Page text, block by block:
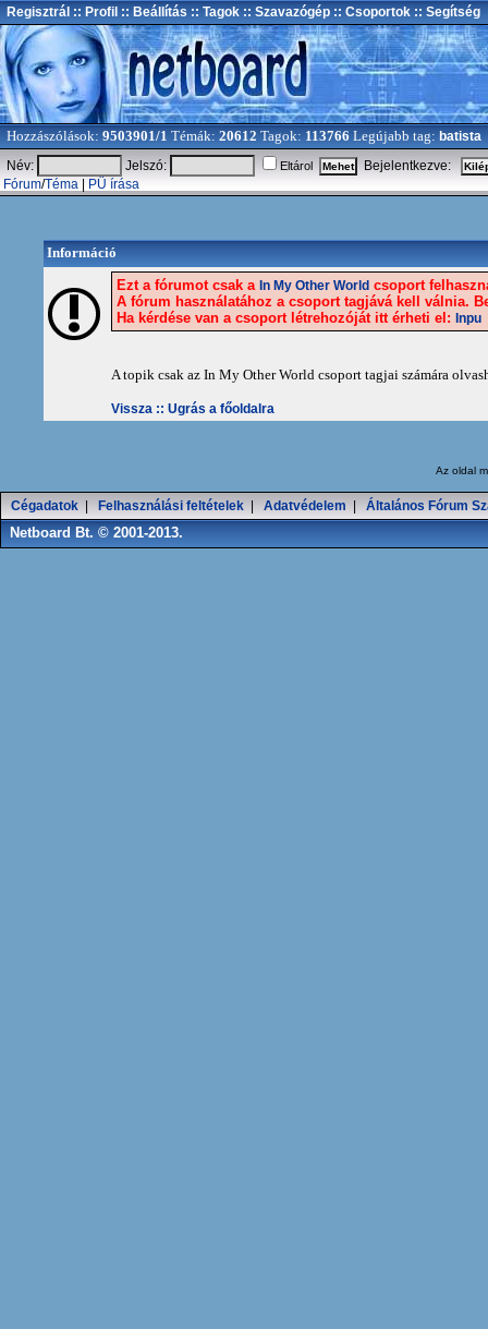
Regisztrál :: Profil :: Beállítás :: Tagok :: Szavazógép :: Csoportok :: Segítség
Hozzászólások: 9503901/1 Témák: 20612 Tagok: 113766 Legújabb tag: batista
Név:
Jelszó: Eltárol
Bejelentkezve:
Fórum/Téma PÜ írása
Információ
Ezt a fórumot csak a In My Other World csoport
A fórum használatához a csoport tagjává kell válnia.
Ha kérdése van a csoport létrehozóját itt érheti el: Inpu
A topik csak az In My Other World csoport tagjai számára
Vissza :: Ugrás a főoldalra
Az oldal
Cégadatok Felhasználási feltételek Adatvédelem Általános Fórum
Netboard Bt. © 2001-2013.